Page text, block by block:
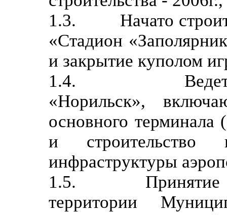
1.3. Начато
«Стадион
и закрытие куполом
1.4. Ведется
«Норильск»,
основного терминала
и строительство
инфраструктуры
1.5. Принятие
территории